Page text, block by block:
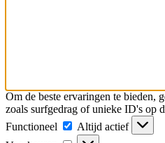
Om de beste ervaringen te bieden,
zoals surfgedrag of unieke ID's op
Functioneel
Functioneel
Altijd actief
Voorkeuren